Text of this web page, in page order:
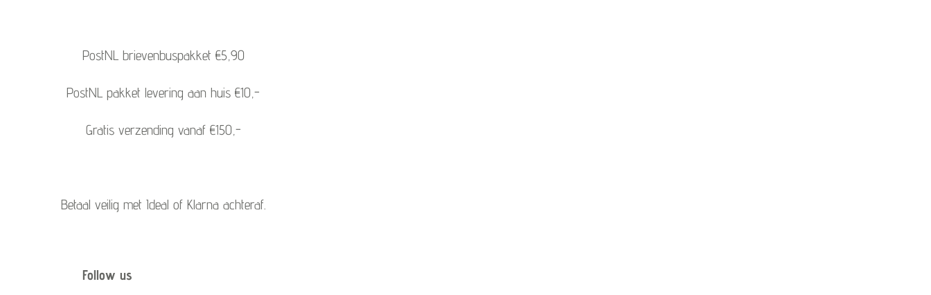
PostNL brievenbuspakket €5,90
PostNL pakket levering aan huis €10,-
Gratis verzending vanaf €150,-
Betaal veilig met Ideal of Klarna achteraf.
Follow us